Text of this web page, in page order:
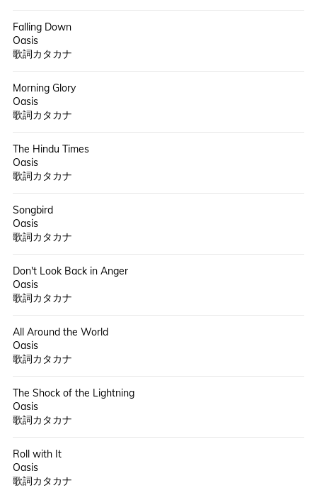
Falling Down
Oasis
歌詞カタカナ
Morning Glory
Oasis
歌詞カタカナ
The Hindu Times
Oasis
歌詞カタカナ
Songbird
Oasis
歌詞カタカナ
Don't Look Back in Anger
Oasis
歌詞カタカナ
All Around the World
Oasis
歌詞カタカナ
The Shock of the Lightning
Oasis
歌詞カタカナ
Roll with It
Oasis
歌詞カタカナ